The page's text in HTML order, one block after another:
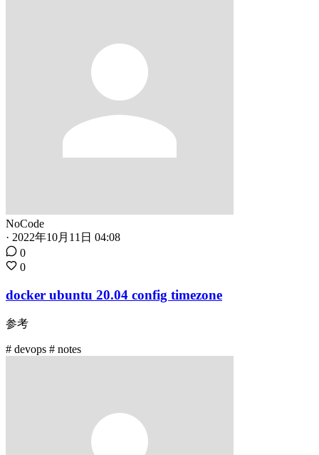
NoCode
· 2022年10月11日 04:08
0
0
docker ubuntu 20.04 config timezone
参考
# devops # notes